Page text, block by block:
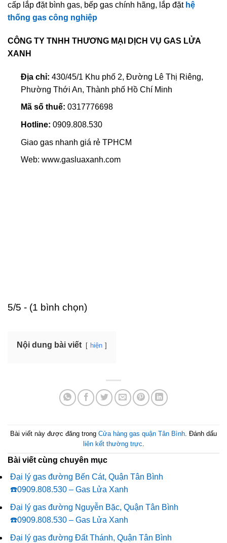
cấp lắp đặt bình gas, bếp gas chính hãng, lắp đặt hệ
thống gas công nghiệp
CÔNG TY TNHH THƯƠNG MẠI DỊCH VỤ GAS LỬA
XANH
Địa chỉ: 430/45/1 Khu phố 2, Đường Lê Thị Riêng,
Phường Thới An, Thành phố Hồ Chí Minh
Mã số thuế: 0317776698
Hotline: 0909.808.530
Giao gas nhanh giá rẻ TPHCM
Web: www.gasluaxanh.com
5/5 - (1 bình chọn)
Nội dung bài viết hiện
Bài viết này được đăng trong Cửa hàng gas quận Tân Bình . Đánh dấu
liên kết thường trực
Bài viết cùng chuyên mục
Đại lý gas đường Bến Cát, Quận Tân Bình
☎️0909.808.530 – Gas Lửa Xanh
Đại lý gas đường Nguyễn Bặc, Quận Tân Bình
☎️0909.808.530 – Gas Lửa Xanh
Đại lý gas đường Đất Thánh, Quận Tân Bình